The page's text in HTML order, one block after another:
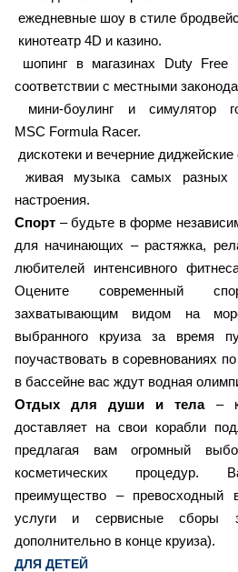
ежедневные шоу в стиле
кинотеатр 4D и казино.
шопинг в магазинах Duty Free
соответствии с местными
мини-боулинг и симулятор
MSC Formula Racer.
дискотеки и вечерние
живая музыка самых разных
настроения.
Спорт – будьте в форме
для начинающих – растяжка,
любителей интенсивного
Оцените современный
захватывающим видом на
выбранного круиза за время
поучаствовать в соревнованиях
в бассейне вас ждут водная
Отдых для души и тела–
доставляет на свои корабли
предлагая вам огромный
косметических процедур.
преимущество –
услуги и сервисные сборы
дополнительно в конце круиза).
ДЛЯ ДЕТЕЙ